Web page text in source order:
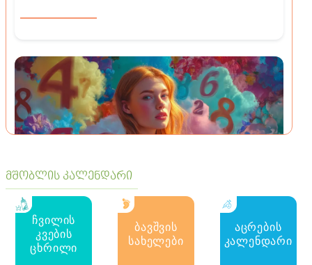
მოზაიკა
ბინის რომელი ნომრები იზიდავს ბედნიერებას და
იღბალს? შეამოწმეთ თქვენი სახლი
მშობლის კალენდარი
ჩვილის
კვების
ცხრილი
ბავშვის
სახელები
აცრების
კალენდარი